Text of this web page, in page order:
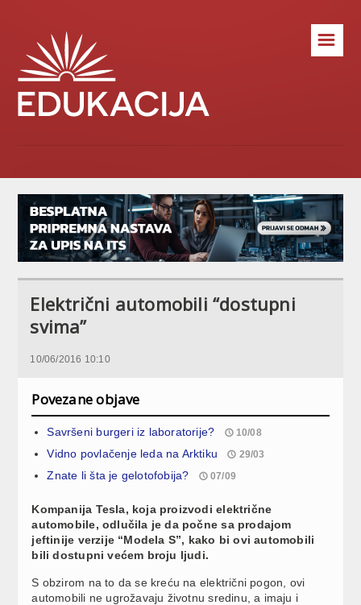
☰
Električni automobili “dostupni
svima”
10/06/2016 10:10
Povezane objave
Savršeni burgeri iz laboratorije? 10/08
Vidno povlačenje leda na Arktiku 29/03
Znate li šta je gelotofobija? 07/09
Kompanija Tesla, koja proizvodi električne
automobile, odlučila je da počne sa prodajom
jeftinije verzije “Modela S”, kako bi ovi automobili
bili dostupni većem broju ljudi.
S obzirom na to da se kreću na električni pogon, ovi
automobili ne ugrožavaju životnu sredinu, a imaju i